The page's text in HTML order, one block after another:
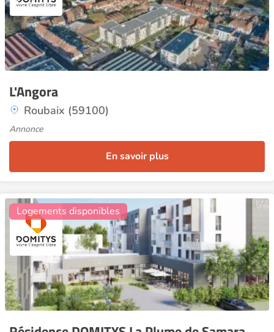
L'Angora
Roubaix (59100)
Annonce
En savoir plus
Logements disponibles